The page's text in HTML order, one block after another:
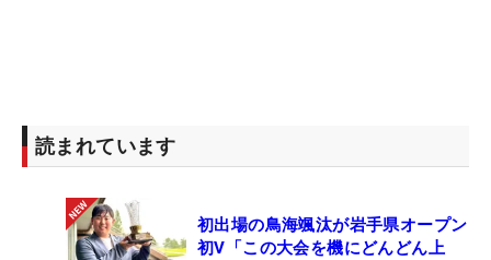
読まれています
初出場の鳥海颯汰が岩手県オープン
初V「この大会を機にどんどん上